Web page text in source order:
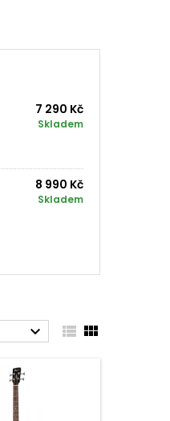
7 290 Kč
Skladem
8 990 Kč
Skladem
  